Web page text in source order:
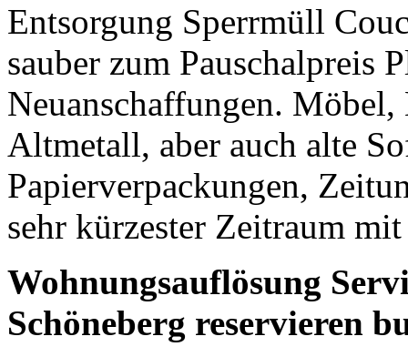
Entsorgung Sperrmüll
sauber zum Pauschalpreis
Neuanschaffungen.
Altmetall, aber auch alte
Papierverpackungen,
sehr kürzester Zeitraum
Wohnungsauflösung
Schöneberg reservieren